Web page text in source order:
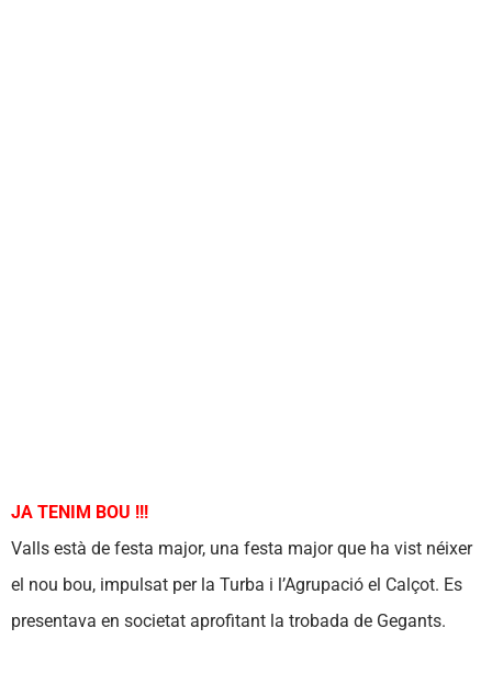
JA TENIM BOU !!!
Valls està de festa major, una festa major que ha vist néixer
el nou bou, impulsat per la Turba i l’Agrupació el Calçot. Es
presentava en societat aprofitant la trobada de Gegants.